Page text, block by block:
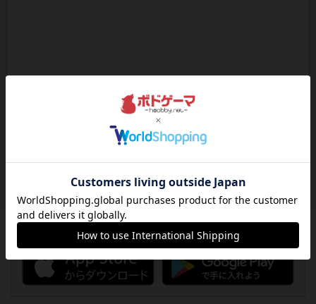
ボドゲーマのアプリ版はこちら